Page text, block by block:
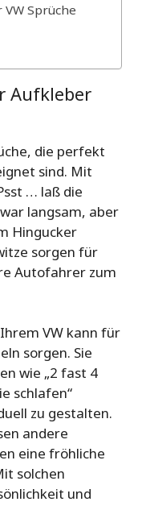
Sprüche
Aufkleber
die perfekt
sind. Mit
… laß die
langsam, aber
Hingucker
sorgen für
Autofahrer zum
VW kann für
sorgen. Sie
wie „2 fast 4
schlafen“
zu gestalten.
andere
eine fröhliche
solchen
und